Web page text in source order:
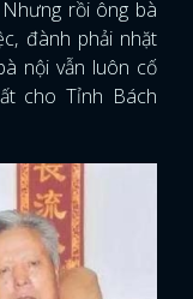
rồi ông bà
đành phải nhặt
nội vẫn luôn cố
cho Tỉnh Bách